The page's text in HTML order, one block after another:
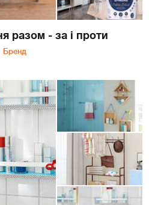
разом - за і проти
Бренд